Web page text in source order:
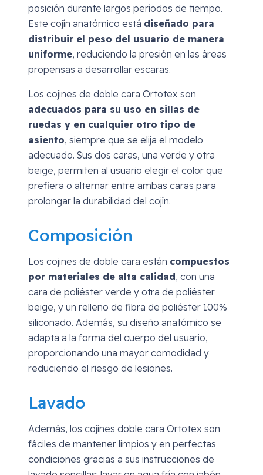
posición durante largos períodos de tiempo.
Este cojín anatómico está diseñado para
distribuir el peso del usuario de manera
uniforme, reduciendo la presión en las áreas
propensas a desarrollar escaras.
Los cojines de doble cara Ortotex son
adecuados para su uso en sillas de
ruedas y en cualquier otro tipo de
asiento, siempre que se elija el modelo
adecuado. Sus dos caras, una verde y otra
beige, permiten al usuario elegir el color que
prefiera o alternar entre ambas caras para
prolongar la durabilidad del cojín.
Composición
Los cojines de doble cara están compuestos
por materiales de alta calidad, con una
cara de poliéster verde y otra de poliéster
beige, y un relleno de fibra de poliéster 100%
siliconado. Además, su diseño anatómico se
adapta a la forma del cuerpo del usuario,
proporcionando una mayor comodidad y
reduciendo el riesgo de lesiones.
Lavado
Además, los cojines doble cara Ortotex son
fáciles de mantener limpios y en perfectas
condiciones gracias a sus instrucciones de